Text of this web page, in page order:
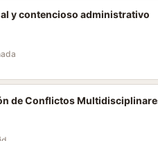
y contencioso administrativo
de Conflictos